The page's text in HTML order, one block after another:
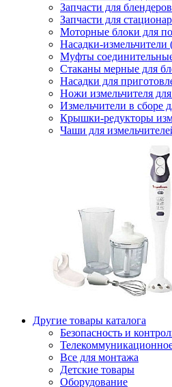
Запчасти для
Запчасти для
Моторные блоки для
Насадки-
Муфты
Стаканы мерные для
Насадки для
Ножи измельчителя
Измельчители в сборе
Крышки-редукторы
Чаши для
Другие товары каталога
Безопасность и
Все для монтажа
Детские товары
Оборудование